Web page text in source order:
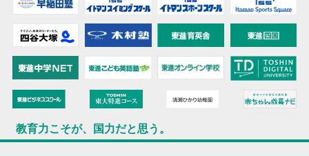
教育力こそが、国力だと思う。